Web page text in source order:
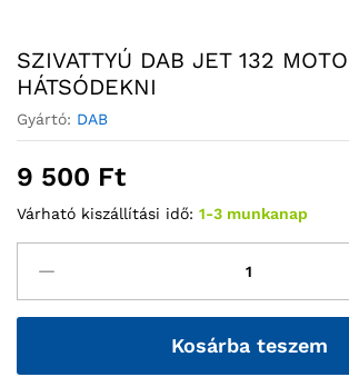
SZIVATTYÚ DAB JET 132
HÁTSÓDEKNI
Gyártó: DAB
9 500 Ft
Várható kiszállítási idő: 1-3 munkanap
Kosárba teszem